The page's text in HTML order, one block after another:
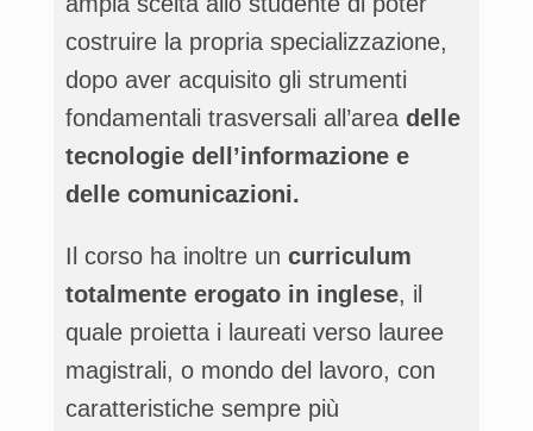
costruire la propria specializzazione,
dopo aver acquisito gli strumenti
fondamentali trasversali all’area delle
tecnologie dell’informazione e
delle comunicazioni.
Il corso ha inoltre un curriculum
totalmente erogato in inglese, il
quale proietta i laureati verso lauree
magistrali, o mondo del lavoro, con
caratteristiche sempre più